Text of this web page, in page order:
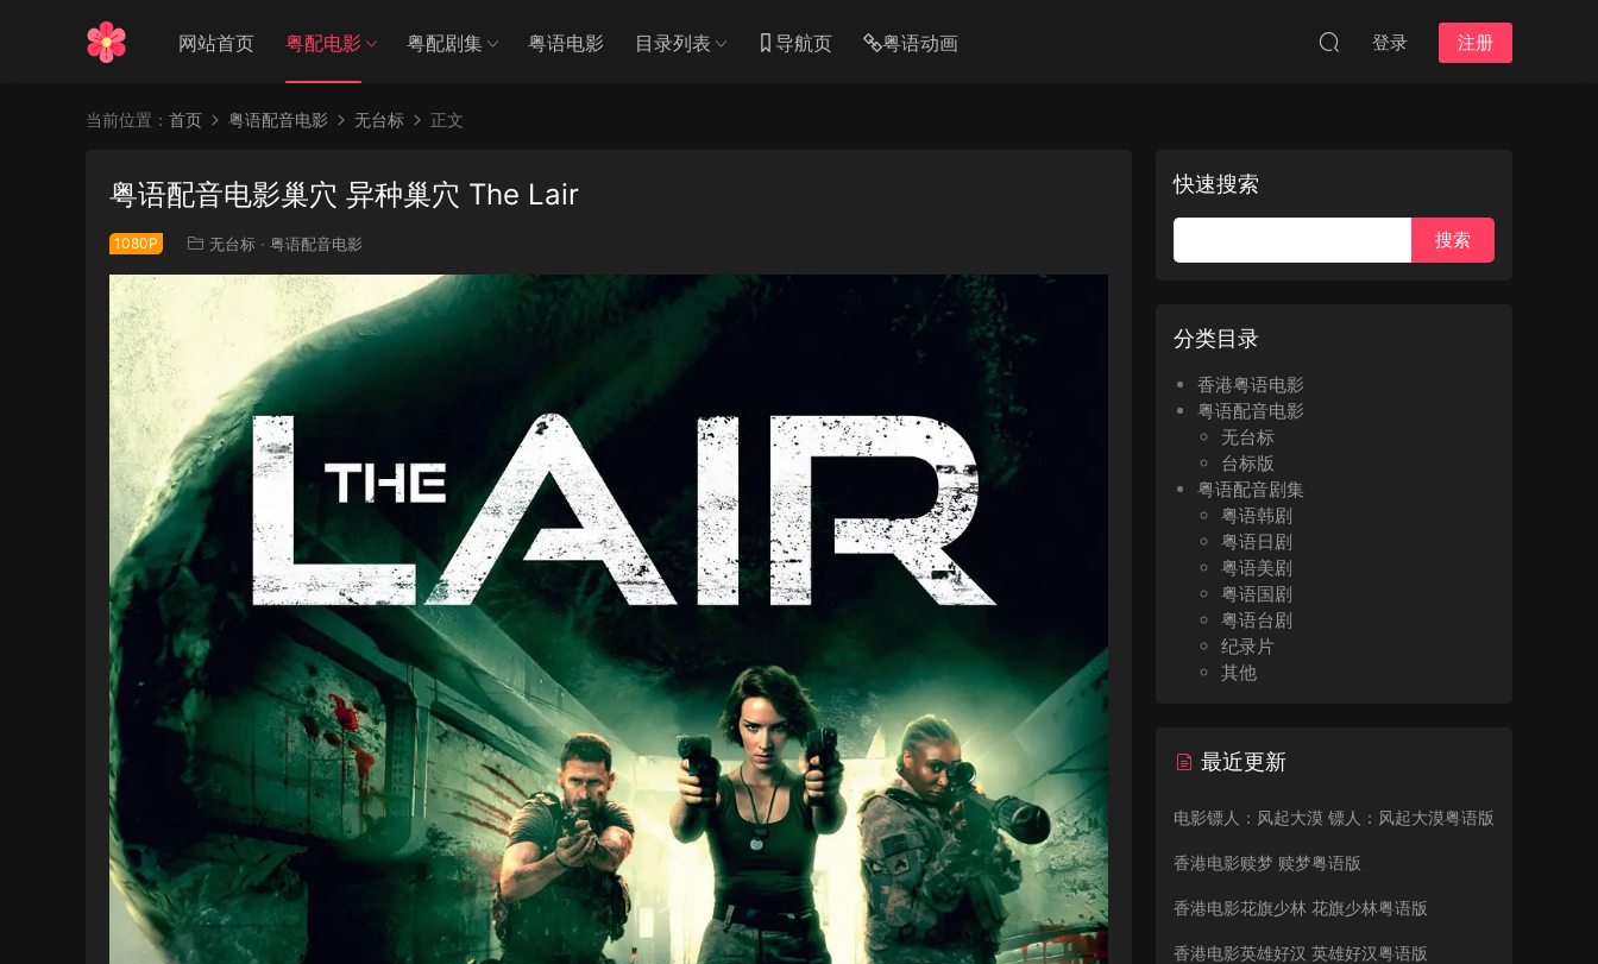
网站首页 粤配电影 粤配剧集 粤语电影 目录列表 导航页 粤语动画 登录 注册
当前位置： 首页 粤语配音电影 无台标 正文
粤语配音电影巢穴 异种巢穴 The Lair
1080P 无台标 · 粤语配音电影
快速搜索
分类目录
香港粤语电影
粤语配音电影
无台标
台标版
粤语配音剧集
粤语韩剧
粤语日剧
粤语美剧
粤语国剧
粤语台剧
纪录片
其他
最近更新
电影镖人：风起大漠 镖人：风起大漠粤语版
香港电影赎梦 赎梦粤语版
香港电影花旗少林 花旗少林粤语版
香港电影英雄好汉 英雄好汉粤语版